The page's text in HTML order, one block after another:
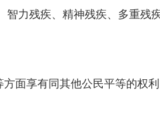
力残疾、精神残疾、多重残
面享有同其他公民平等的权利